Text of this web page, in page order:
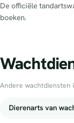
De officiële
boeken.
Andere wachtdiensten
Dierenarts van